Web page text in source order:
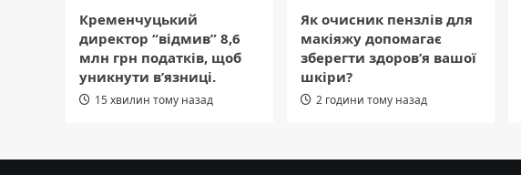
Кременчуцький
директор “відмив” 8,6
млн грн податків, щоб
уникнути в’язниці.
15 хвилин тому назад
Як очисник пензлів для
макіяжу допомагає
зберегти здоров’я вашої
шкіри?
2 години тому назад